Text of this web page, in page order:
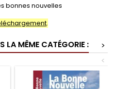
bonnes nouvelles
.
LA MÊME CATÉGORIE :
>
<